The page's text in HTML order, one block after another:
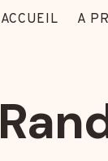
ACCUEIL A